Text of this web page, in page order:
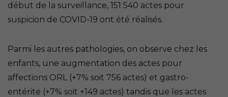
début de la surveillance, 151 540 actes pour
suspicion de COVID-19 ont été réalisés.
Parmi les autres pathologies, on observe chez les
enfants, une augmentation des actes pour
affections ORL (+7% soit 756 actes) et gastro-
entérite (+7% soit +149 actes) tandis que les actes